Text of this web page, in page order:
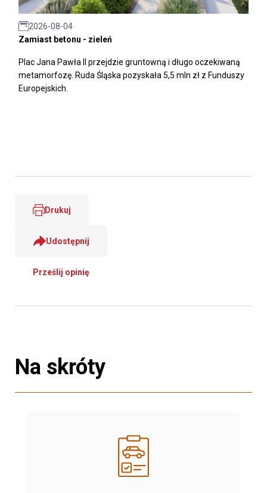
2026-08-04
Zamiast betonu - zieleń
Plac Jana Pawła II przejdzie gruntowną i długo oczekiwaną
metamorfozę. Ruda Śląska pozyskała 5,5 mln zł z Funduszy
Europejskich.
Drukuj
Udostępnij
Prześlij opinię
Na skróty